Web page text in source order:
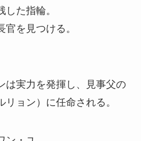
た指輪。
官を見つける。
は実力を発揮し、見事父の
リョン）に任命される。